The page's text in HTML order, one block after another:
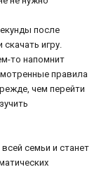
после
игру.
то напомнит
правила
чем перейти
семьи и станет